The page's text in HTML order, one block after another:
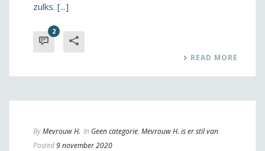
zulks. [...]
2
READ MORE
ByMevrouw H. In Geen categorie, Mevrouw H. is er stil van
Posted9 november 2020